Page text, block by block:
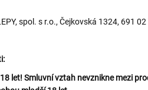
spol. s r.o., Čejkovská 1324, 691
let! Smluvní vztah nevznikne mezi